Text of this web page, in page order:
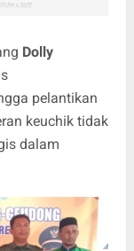
Dolly
pelantikan
keuchik tidak
dalam